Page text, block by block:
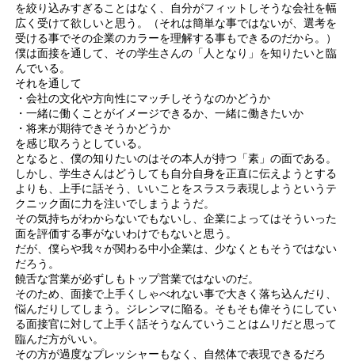
を絞り込みすぎることはなく、自分がフィットしそうな会社を幅
広く受けて欲しいと思う。（それは簡単な事ではないが、選考を
受ける事でその企業のカラーを理解する事もできるのだから。）
僕は面接を通して、その学生さんの「人となり」を知りたいと臨
んでいる。
それを通して
・会社の文化や方向性にマッチしそうなのかどうか
・一緒に働くことがイメージできるか、一緒に働きたいか
・将来が期待できそうかどうか
を感じ取ろうとしている。
となると、僕の知りたいのはその本人が持つ「素」の面である。
しかし、学生さんはどうしても自分自身を正直に伝えようとする
よりも、上手に話そう、いいことをスラスラ表現しようというテ
クニック面に力を注いでしまうようだ。
その気持ちがわからないでもないし、企業によってはそういった
面を評価する事がないわけでもないと思う。
だが、僕らや我々が関わる中小企業は、少なくともそうではない
だろう。
饒舌な営業が必ずしもトップ営業ではないのだ。
そのため、面接で上手くしゃべれない事で大きく落ち込んだり、
悩んだりしてしまう。ジレンマに陥る。そもそも偉そうにしてい
る面接官に対して上手く話そうなんていうことはムリだと思って
臨んだ方がいい。
その方が過度なプレッシャーもなく、自然体で表現できるだろ